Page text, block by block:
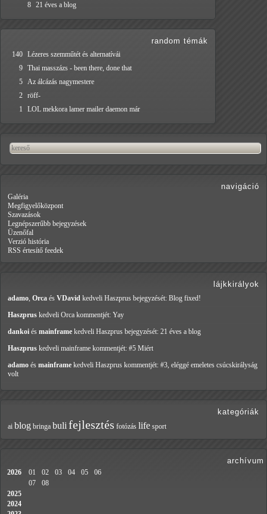
8 21 éves a blog
random témák
140 Lézeres szemműtét és alternatívái
9 Thai masszázs - been there, done that
5 Az álcázás nagymestere
2 röff-
1
LOL mekkora lamer mailer daemon már
navigáció
Galéria
Megfigyelőközpont
Szavazások
Legnépszerűbb bejegyzések
Üzenőfal
Verzió história
RSS értesítő feedek
lájkkirályok
adamo, Orca és VDavid kedveli Haszprus bejegyzését: Blog fixed!
Haszprus kedveli Orca kommentjét: Yay
dankoi és mainframe kedveli Haszprus bejegyzését: 21 éves a blog
Haszprus kedveli mainframe kommentjét: #5 Miért
adamo és mainframe kedveli Haszprus kommentjét: #3, eléggé emeletes csúcskirályság
volt
kategóriák
ai blog bringa buli fejlesztés fotózás life sport
archívum
2026 01 02 03 04 05
06
07
08
2025
2024